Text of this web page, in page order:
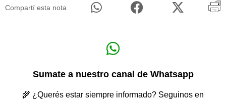
Compartí esta nota
Sumate a nuestro canal de Whatsapp
🌾 ¿Querés estar siempre informado? Seguinos en